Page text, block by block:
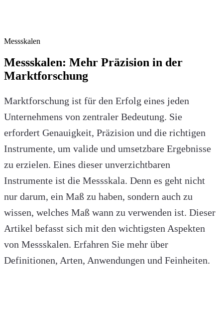
Messskalen
Messskalen: Mehr Präzision in der
Marktforschung
Marktforschung ist für den Erfolg eines jeden
Unternehmens von zentraler Bedeutung. Sie
erfordert Genauigkeit, Präzision und die richtigen
Instrumente, um valide und umsetzbare Ergebnisse
zu erzielen. Eines dieser unverzichtbaren
Instrumente ist die Messskala. Denn es geht nicht
nur darum, ein Maß zu haben, sondern auch zu
wissen, welches Maß wann zu verwenden ist. Dieser
Artikel befasst sich mit den wichtigsten Aspekten
von Messskalen. Erfahren Sie mehr über
Definitionen, Arten, Anwendungen und Feinheiten.